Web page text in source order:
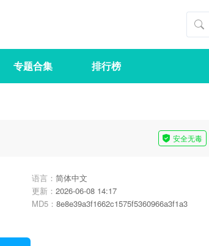
专题合集 排行榜
安全无毒
语言： 简体中文
更新： 2026-06-08 14:17
MD5： 8e8e39a3f1662c1575f5360966a3f1a3